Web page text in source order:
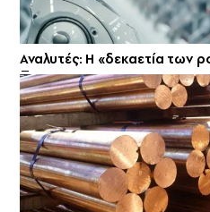
Αναλυτές: Η «δεκαετία των